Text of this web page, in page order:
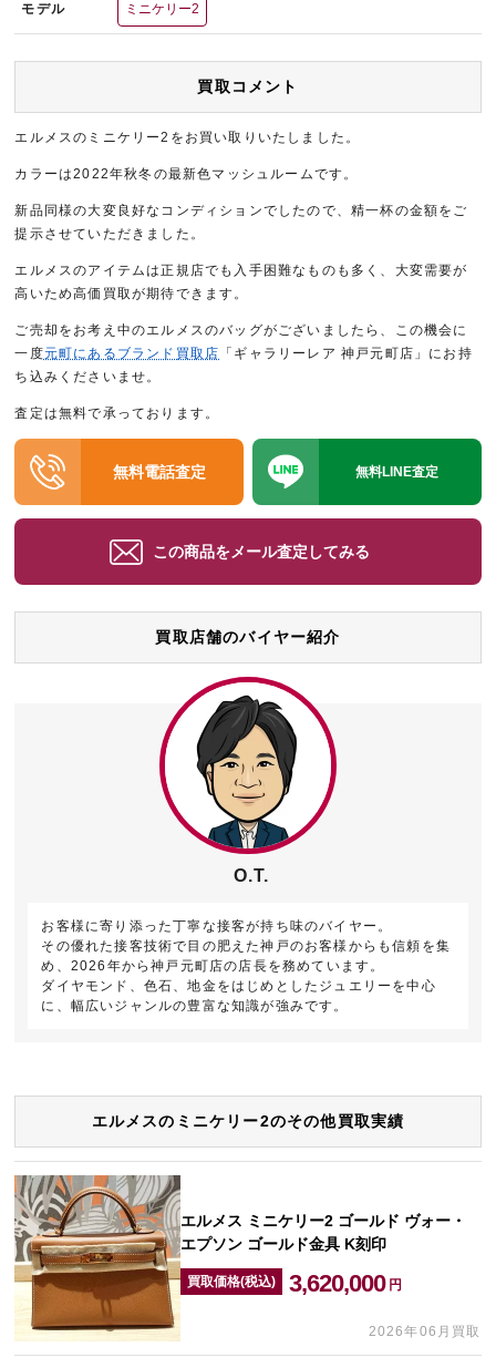
モデル ミニケリー2
買取コメント
エルメスのミニケリー2をお買い取りいたしました。
カラーは2022年秋冬の最新色マッシュルームです。
新品同様の大変良好なコンディションでしたので、精一杯の金額をご
提示させていただきました。
エルメスのアイテムは正規店でも入手困難なものも多く、大変需要が
高いため高価買取が期待できます。
ご売却をお考え中のエルメスのバッグがございましたら、この機会に
一度元町にあるブランド買取店 「ギャラリーレア 神戸元町店」にお持
ち込みくださいませ。
査定は無料で承っております。
無料電話査定 無料LINE査定
この商品をメール査定してみる
買取店舗のバイヤー紹介
O.T.
お客様に寄り添った丁寧な接客が持ち味のバイヤー。
その優れた接客技術で目の肥えた神戸のお客様からも信頼を集
め、2026年から神戸元町店の店長を務めています。
ダイヤモンド、色石、地金をはじめとしたジュエリーを中心
に、幅広いジャンルの豊富な知識が強みです。
エルメスのミニケリー2のその他買取実績
エルメス ミニケリー2 ゴールド ヴォー・
エプソン ゴールド金具 K刻印
買取価格(税込) 3,620,000 円
2026年06月買取